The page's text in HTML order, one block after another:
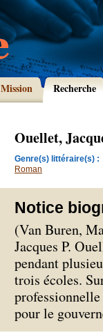
Mission Recherche
Ouellet,
Genre(s) littéraire(s) :
Roman
Notice
(Van Buren,
Jacques P.
pendant
trois écoles.
pour le